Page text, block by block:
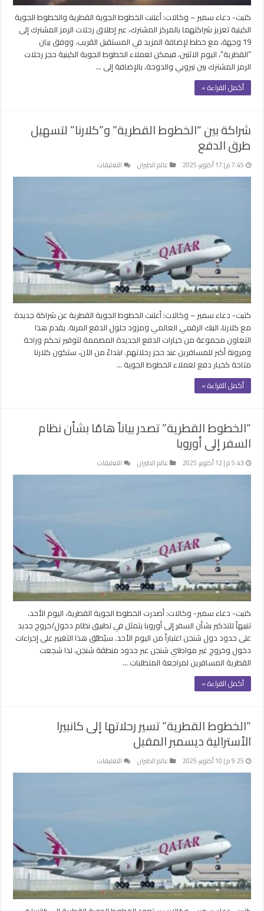
كتبت- دعاء سمير – وكالات: أعلنت الخطوط الجوية القطرية والخطوط الجوية
الكينية تعزيز شراكتهما بالمركز المشترك، عبر إطلاق رحلات الرمز المشترك إلى
19 وجهة، مع خطط لإضافة المزيد في المستقبل القريب. ووفق بيان
“القطرية”، اليوم الاثنين، فيمكن لعملاء الخطوط الجوية الكينية حجز رحلات
الرمز المشترك بين نيروبي والدوحة، بالإضافة إلى …
أكمل القراءة »
شراكة بين “الخطوط القطرية” و”كلارنا” لتسهيل
طرق الدفع
7:45 م | 17 أكتوبر، 2025 عالم الطيران التعليقات
شراكة
الدفع
مغلقة
كتبت- دعاء سمير – وكالات: أعلنت الخطوط الجوية القطرية عن شراكة جديدة
مع كلارنا، البنك الرقمي العالمي ومزود حلول الدفع المرنة. يقدم هذا
التعاون مجموعة من خيارات الدفع الجديدة المصممة لتوفير تحكم وراحة
ومرونة أكبر للمسافرين عند حجز رحلاتهم. ابتداءً من الآن، ستكون كلارنا
متاحة كخيار دفع لعملاء الخطوط الجوية …
أكمل القراءة »
“الخطوط القطرية” تصدر بياناً هامًا بشأن نظام
السفر إلى أوروبا
5:43 م | 12 أكتوبر، 2025 عالم الطيران التعليقات
“الخطوط
السفر
إلى
أوروبا
مغلقة
كتبت- دعاء سمير- وكالات: أصدرت الخطوط الجوية القطرية، اليوم الأحد،
تنبيهاً للتذكير بشأن السفر إلى أوروبا يتمثل في تطبيق نظام دخول/خروج جديد
على حدود دول شنجن اعتباراً من اليوم الأحد. سيُطبّق هذا التغيير على إجراءات
دخول وخروج غير مواطني شنجن عبر حدود منطقة شنجن، لذا شجعت
القطرية المسافرين لمراجعة المتطلبات …
أكمل القراءة »
“الخطوط القطرية” تسير رحلاتها إلى كانبيرا
الأسترالية ديسمبر المقبل
9:25 م | 10 أكتوبر، 2025 عالم الطيران التعليقات
“الخطوط
ديسمبر
المقبل
مغلقة